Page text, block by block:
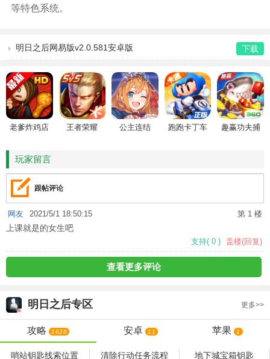
等特色系统。
明日之后网易版v2.0.581安卓版 下载
老爹炸鸡店
王者荣耀 公主连结 跑跑卡丁车
趣赢功夫捕
玩家留言
跟帖评论
第 1 楼
网友 2021/5/1 18:50:15
上课就是的女生吧
支持( 0 ) 盖楼(回复)
查看更多评论
明日之后专区 更多>>
攻略 1628 安卓 11 苹果 1
哨站钥匙线索位置 清除行动任务流程 地下城宝箱钥匙